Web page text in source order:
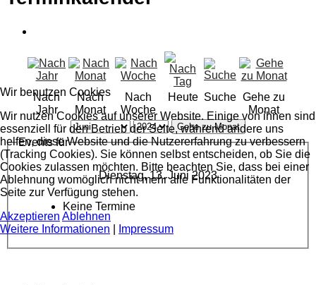
Nach
Jahr
Nach
Monat
Nach
Woche
Heute Suche Gehe zu
Monat
Gehe zu Monat
Events für
Dienstag, 13. Juni 2023
Keine Termine
Wir benutzen Cookies
Wir nutzen Cookies auf unserer Website. Einige von ihnen sind
essenziell für den Betrieb der Seite, während andere uns
helfen, diese Website und die Nutzererfahrung zu verbessern
(Tracking Cookies). Sie können selbst entscheiden, ob Sie die
Cookies zulassen möchten. Bitte beachten Sie, dass bei einer
Ablehnung womöglich nicht mehr alle Funktionalitäten der
Seite zur Verfügung stehen.
Akzeptieren Ablehnen
Weitere Informationen
Impressum